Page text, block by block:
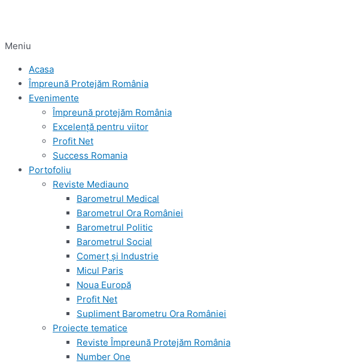
Meniu
Acasa
Împreună Protejăm România
Evenimente
Împreună protejăm România
Excelență pentru viitor
Profit Net
Success Romania
Portofoliu
Reviste Mediauno
Barometrul Medical
Barometrul Ora României
Barometrul Politic
Barometrul Social
Comerț și Industrie
Micul Paris
Noua Europă
Profit Net
Supliment Barometru Ora României
Proiecte tematice
Reviste Împreună Protejăm România
Number One